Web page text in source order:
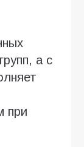
а с
при